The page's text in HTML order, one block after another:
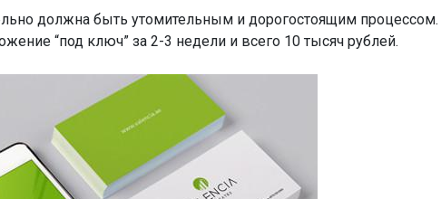
должна быть утомительным и дорогостоящим процессом.
“под ключ” за 2-3 недели и всего 10 тысяч рублей.